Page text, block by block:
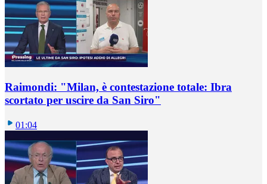
Raimondi: "Milan, è contestazione totale: Ibra
scortato per uscire da San Siro"
01:04